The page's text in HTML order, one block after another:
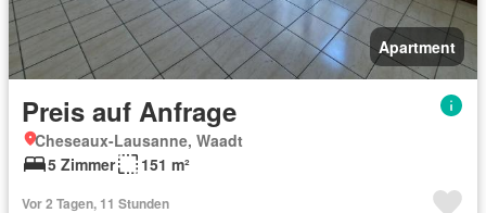
Apartment
Preis auf Anfrage
Cheseaux-Lausanne, Waadt
5 Zimmer
151 m²
Vor 2 Tagen, 11 Stunden